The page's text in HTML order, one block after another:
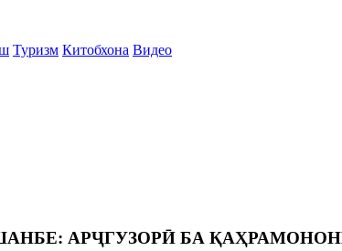
Туризм Китобхона Видео
АРҶГУЗОРӢ БА